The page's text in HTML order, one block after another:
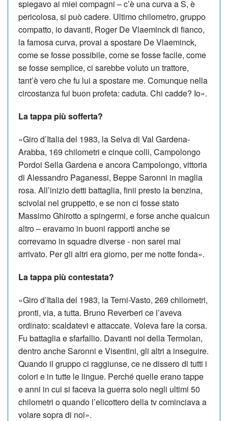
spiegavo ai miei compagni – c’è una curva a S, è
pericolosa, si può cadere. Ultimo chilometro, gruppo
compatto, io davanti, Roger De Vlaeminck di fianco,
la famosa curva, provai a spostare De Vlaeminck,
come se fosse possibile, come se fosse facile, come
se fosse semplice, ci sarebbe voluto un trattore,
tant’è vero che fu lui a spostare me. Comunque nella
circostanza fui buon profeta: caduta. Chi cadde? Io».
La tappa più sofferta?
«Giro d’Italia del 1983, la Selva di Val Gardena-
Arabba, 169 chilometri e cinque colli, Campolongo
Pordoi Sella Gardena e ancora Campolongo, vittoria
di Alessandro Paganessi, Beppe Saronni in maglia
rosa. All’inizio detti battaglia, finii presto la benzina,
scivolai nel gruppetto, e se non ci fosse stato
Massimo Ghirotto a spingermi, e forse anche qualcun
altro – eravamo in buoni rapporti anche se
correvamo in squadre diverse - non sarei mai
arrivato. Per gli altri era giorno, per me notte fonda».
La tappa più contestata?
«Giro d’Italia del 1983, la Terni-Vasto, 269 chilometri,
pronti, via, a tutta. Bruno Reverberi ce l’aveva
ordinato: scaldatevi e attaccate. Voleva fare la corsa.
Fu battaglia e sfarfallio. Davanti noi della Termolan,
dentro anche Saronni e Visentini, gli altri a inseguire.
Quando il gruppo ci raggiunse, ce ne dissero di tutti i
colori e in tutte le lingue. Perché quelle erano tappe
e anni in cui si faceva la guerra solo negli ultimi 50
chilometri o quando l’elicottero della tv cominciava a
volare sopra di noi».